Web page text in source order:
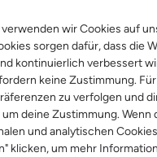
wir Cookies auf
sorgen dafür, dass die
kontinuierlich verbessert
keine Zustimmung.
zu verfolgen und
deine Zustimmung. Wenn
und analytischen
klicken, um mehr